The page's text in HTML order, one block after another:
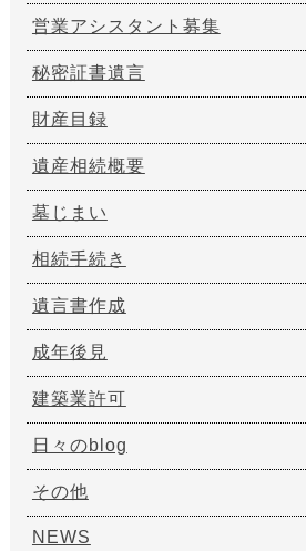
営業アシスタント募集
秘密証書遺言
財産目録
遺産相続概要
墓じまい
相続手続き
遺言書作成
成年後見
建築業許可
日々のblog
その他
NEWS